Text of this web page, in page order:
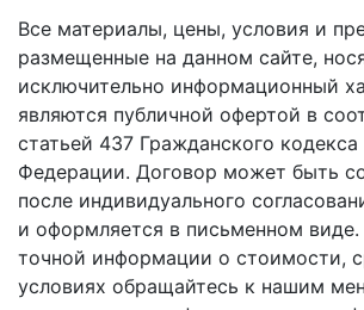
Все материалы, цены, условия и
размещенные на данном сайте,
исключительно информационный
являются публичной офертой в
статьей 437 Гражданского
Федерации. Договор может быть
после индивидуального
и оформляется в письменном виде.
точной информации о стоимости,
условиях обращайтесь к нашим